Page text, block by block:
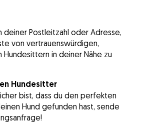
deiner Postleitzahl oder Adresse,
von vertrauenswürdigen,
Hundesittern in deiner Nähe zu
Hundesitter
bist, dass du den perfekten
Hund gefunden hast, sende